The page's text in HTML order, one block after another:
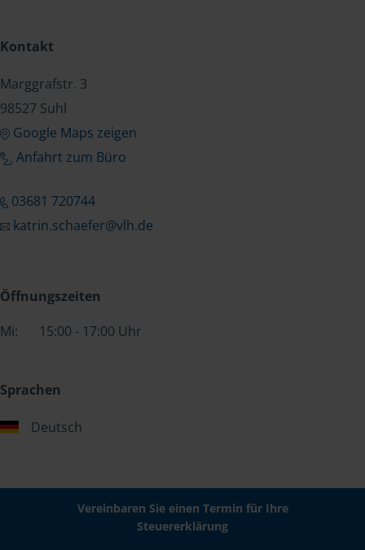
Kontakt
Marggrafstr. 3
98527 Suhl
Google Maps zeigen
Anfahrt zum Büro
03681 720744
katrin.schaefer@vlh.de
Öffnungszeiten
Mi:
15:00 - 17:00 Uhr
Sprachen
Deutsch
Vereinbaren Sie einen Termin für Ihre
Steuererklärung